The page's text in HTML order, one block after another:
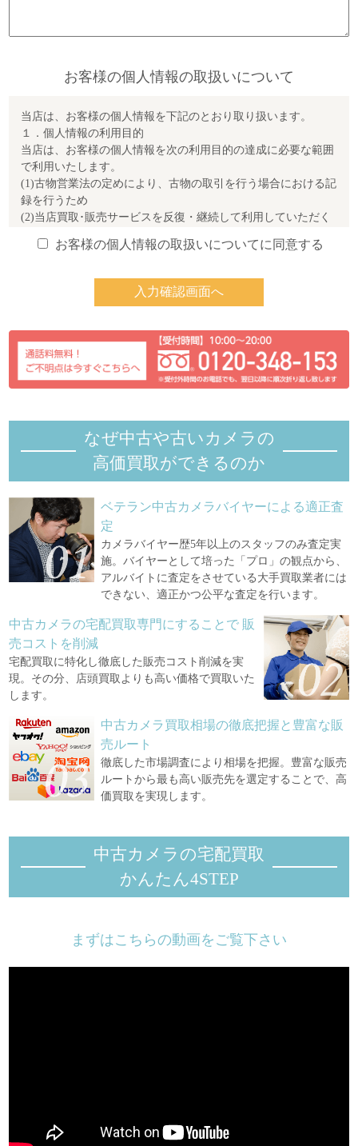
お客様の個人情報の取扱いについて
当店は、お客様の個人情報を下記のとおり取り扱います。
１．個人情報の利用目的
当店は、お客様の個人情報を次の利用目的の達成に必要な範囲
で利用いたします。
(1)古物営業法の定めにより、古物の取引を行う場合における記
録を行うため
(2)当店買取･販売サービスを反復・継続して利用していただく
(3)商品の発送、アフターサービス、新商品・サービス等のお知
(4)商品の修理等を円滑に行うため
(5)同種の物品の査定において参考とさせていただくため
し、統計調査をするため
(7)メールマガジンやダイレクトメール等により、当店のセー
ル・イベント等に関するご案内を行うため
(8)宅配買取および出張買取への申込みに対する回答や連絡を行
２．個人情報の第三者提供
当店は、お客様の個人情報を以下のいずれかに該当する場合を
除き、個人情報を第三者へ開示または提供致しません。
（1）お客様本人の同意がある場合
（2）統計的なデータなど本人を識別することが出来ない状態
で開示・提供する場合
（3）法令に基づき開示・提供を求められた場合。
３．個人情報の取扱いの委託
当店は、利用目的の達成に必要な範囲内において、外部企業等
にお客様の個人情報の取扱いを委託する場合があります 。委
託にあたっては、委託先に対して個人情報の機密保持契約を締
結するなど適切な監督を行います。
４．個人情報の取得項目
必須と記載されている項目については、必ずご記入ください。
空欄がある場合、サービス提供を行えない場合がございます
ので、予めご了承ください。
５．個人情報に関するお問合わせ
当店の管理する全ての個人情報については、ご本人からのお申
し出により、利用目的の通知、開示、内容の修正、追加又 は
削除、利用の停止、消去及び第三者への利用の停止の権利を行
使することが可能です。
６．当店Webサイトにおけるクッキー、Google Analytics等のア
クセス解析の使用について
（１）クッキーについて
を利用しています。このクッキーによる、お客様の了承なくお
客様個人を特定できる情報を収集することはございません。ま
た、お客様のブラウザの設定によりクッキーの機能を無効
にすることも可能ですが、この場合、サイトの一部機能がご利
のブラウザのヘルプなどをご確認ください。
お客様窓口
TEL：0120-348-153（平日10:00～17:00）
お客様の個人情報の取扱いについてに同意する
なぜ中古や古いカメラの
高価買取ができるのか
ベテラン中古カメラバイヤーによる適正査
定
カメラバイヤー歴5年以上のスタッフのみ査定実
施。バイヤーとして培った「プロ」の観点から、
アルバイトに査定をさせている大手買取業者には
できない、適正かつ公平な査定を行います。
中古カメラの宅配買取専門にすることで 販
売コストを削減
宅配買取に特化し徹底した販売コスト削減を実
現。その分、店頭買取よりも高い価格で買取いた
します。
中古カメラ買取相場の徹底把握と豊富な販
売ルート
徹底した市場調査により相場を把握。豊富な販売
ルートから最も高い販売先を選定することで、高
価買取を実現します。
中古カメラの宅配買取
かんたん4STEP
まずはこちらの動画をご覧下さい